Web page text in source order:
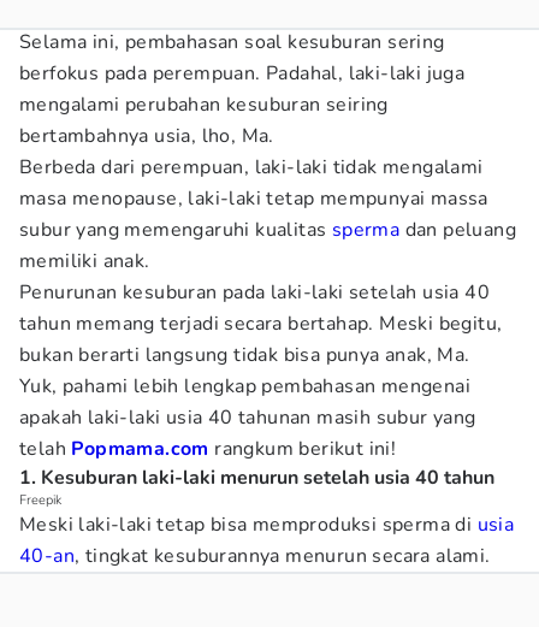
Selama ini, pembahasan soal kesuburan sering
berfokus pada perempuan. Padahal, laki-laki juga
mengalami perubahan kesuburan seiring
bertambahnya usia, lho, Ma.
Berbeda dari perempuan, laki-laki tidak mengalami
masa menopause, laki-laki tetap mempunyai massa
subur yang memengaruhi kualitas sperma dan peluang
memiliki anak.
Penurunan kesuburan pada laki-laki setelah usia 40
tahun memang terjadi secara bertahap. Meski begitu,
bukan berarti langsung tidak bisa punya anak, Ma.
Yuk, pahami lebih lengkap pembahasan mengenai
apakah laki-laki usia 40 tahunan masih subur yang
telah Popmama.com rangkum berikut ini!
1. Kesuburan laki-laki menurun setelah usia 40 tahun
Freepik
Meski laki-laki tetap bisa memproduksi sperma di usia
40-an, tingkat kesuburannya menurun secara alami.